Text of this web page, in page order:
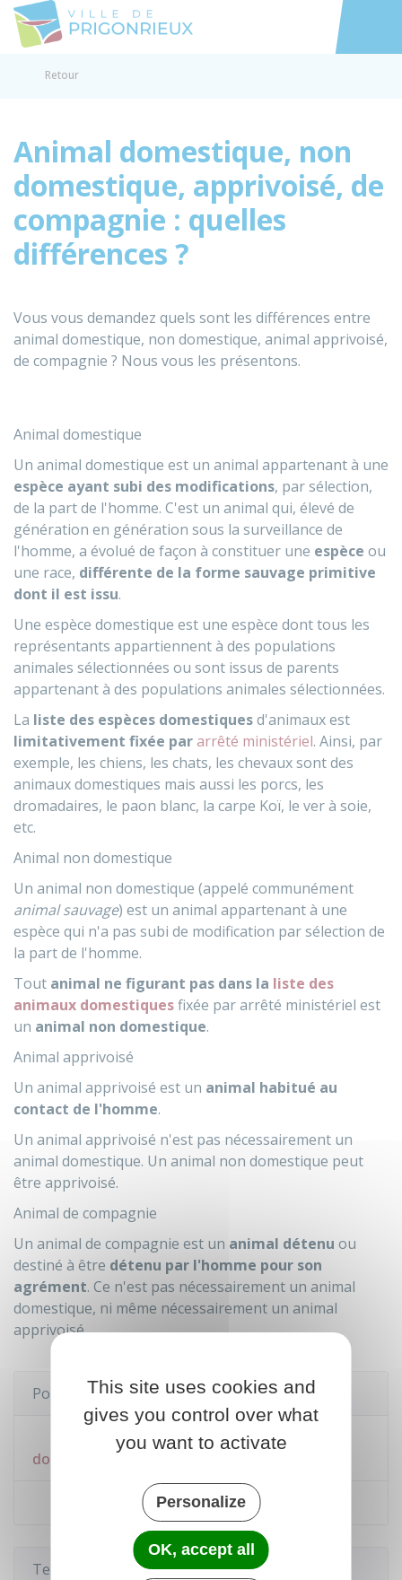
Accéder
Retour
Animal domestique, non
domestique, apprivoisé, de
compagnie : quelles
différences ?
Vous vous demandez quels sont les différences entre
animal domestique, non domestique, animal apprivoisé,
de compagnie ? Nous vous les présentons.
Animal domestique
Un animal domestique est un animal appartenant à une
espèce ayant subi des modifications, par sélection,
de la part de l'homme. C'est un animal qui, élevé de
génération en génération sous la surveillance de
l'homme, a évolué de façon à constituer une espèce ou
une race, différente de la forme sauvage primitive
dont il est issu.
Une espèce domestique est une espèce dont tous les
représentants appartiennent à des populations
animales sélectionnées ou sont issus de parents
appartenant à des populations animales sélectionnées.
La liste des espèces domestiquesd'animaux est
limitativement fixée pararrêté ministériel. Ainsi, par
exemple, les chiens, les chats, les chevaux sont des
animaux domestiques mais aussi les porcs, les
dromadaires, le paon blanc, la carpe Koï, le ver à soie,
etc.
Animal non domestique
Un animal non domestique (appelé communément
animal sauvage) est un animal appartenant à une
espèce qui n'a pas subi de modification par sélection de
la part de l'homme.
Tout animal ne figurant pas dans la liste des
animaux domestiquesfixée par arrêté ministériel est
un animal non domestique.
Animal apprivoisé
Un animal apprivoisé est un animal habitué au
contact de l'homme.
Un animal apprivoisé n'est pas nécessairement un
animal domestique. Un animal non domestique peut
être apprivoisé.
Animal de compagnie
Un animal de compagnie est un animal détenu ou
destiné à être détenu par l'homme pour son
agrément. Ce n'est pas nécessairement un animal
domestique, ni même nécessairement un animal
apprivoisé.
Pour en savoir plus
Espèces, races et variétés d'animaux
domestiques
Faune sauvage captive
Textes de référence
This site uses cookies and
gives you control over what
you want to activate
Personalize
OK, accept all